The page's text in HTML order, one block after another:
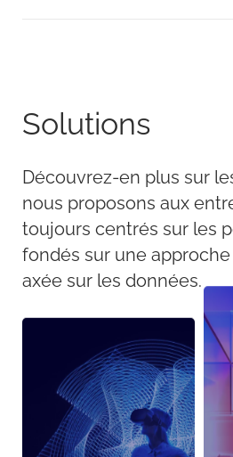
Solutions
Découvrez-en plus sur
nous proposons aux
toujours centrés sur les
fondés sur une
axée sur les données.